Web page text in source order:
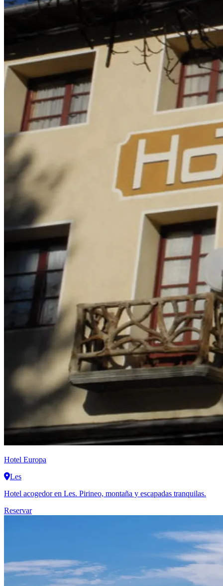
Hotel Europa
Les
Hotel acogedor en Les. Pirineo, montaña y escapadas tranquilas.
Reservar